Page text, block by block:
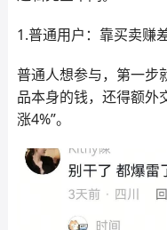
1.普通用户：靠买卖赚
普通人想参与，第一步
品本身的钱，还得额外
涨4%”。